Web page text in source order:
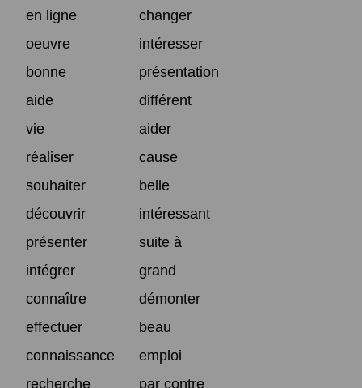
en ligne
changer
oeuvre
intéresser
bonne
présentation
aide
différent
vie
aider
réaliser
cause
souhaiter
belle
découvrir
intéressant
présenter
suite à
intégrer
grand
connaître
démonter
effectuer
beau
connaissance
emploi
recherche
par contre